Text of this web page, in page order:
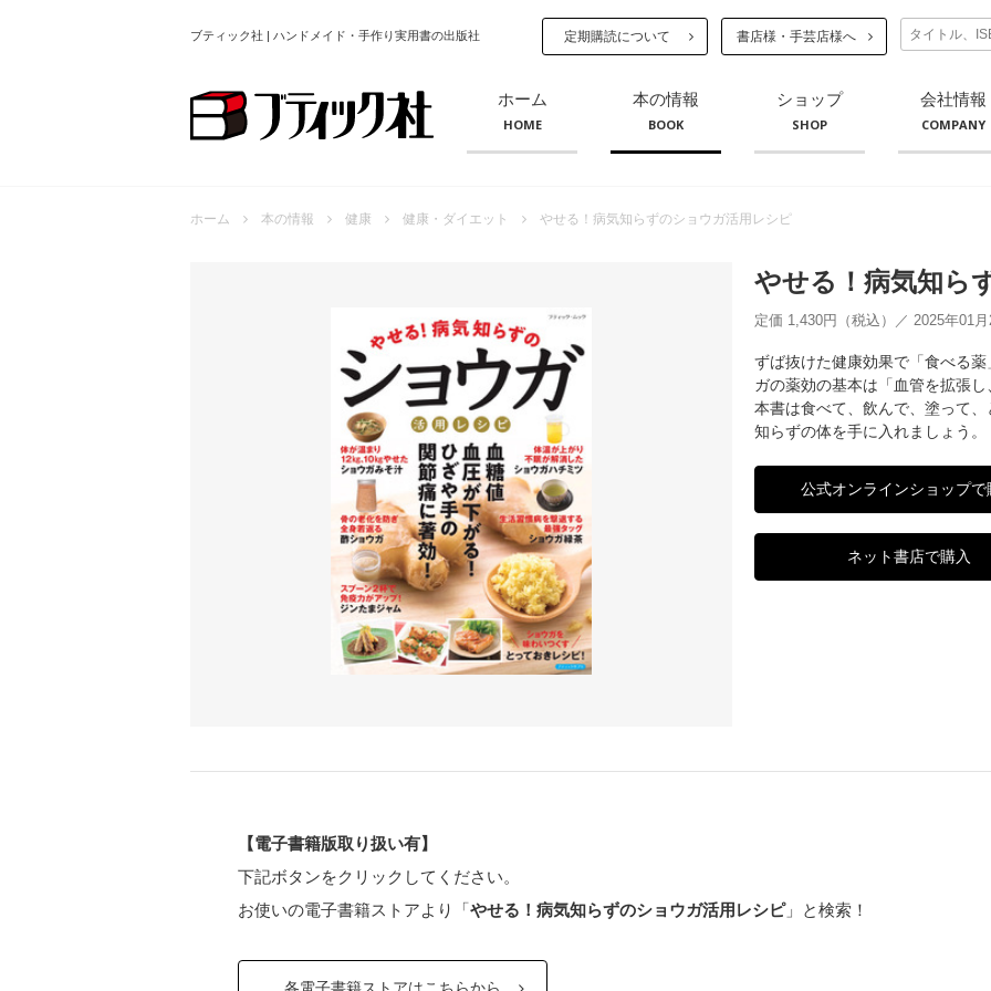
ブティック社 | ハンドメイド・手作り実用書の出版社 定期購読について 書店様・手芸店様へ
ホーム
HOME
本の情報
BOOK
ショップ
SHOP
会社情報
COMPANY
ホーム 本の情報 健康 健康・ダイエット やせる！病気知らずのショウガ活用レシピ
やせる！病気知ら
定価 1,430円（税込）／ 2025年01
ずば抜けた健康効果で「食べる
ガの薬効の基本は「血管を拡張
本書は食べて、飲んで、塗って
知らずの体を手に入れましょう。
公式オンラインショップで
ネット書店で購入
【電子書籍版取り扱い有】
下記ボタンをクリックしてください。
お使いの電子書籍ストアより「やせる！病気知らずのショウガ活用レシピ」と検索！